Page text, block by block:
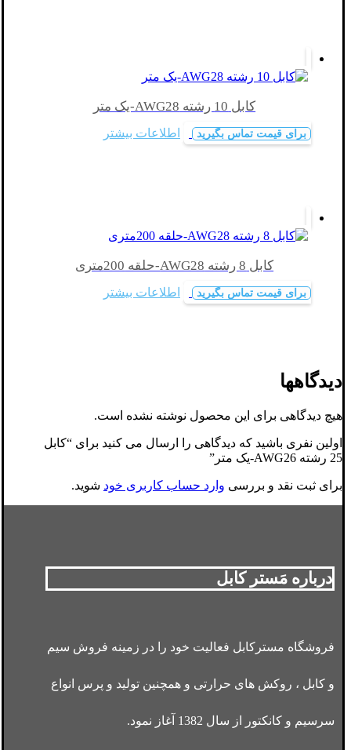
کابل 10 رشته AWG28-یک متر
برای قیمت تماس بگیرید اطلاعات بیشتر
کابل 8 رشته AWG28-حلقه 200متری
برای قیمت تماس بگیرید اطلاعات بیشتر
دیدگاهها
هیچ دیدگاهی برای این محصول نوشته نشده است.
اولین نفری باشید که دیدگاهی را ارسال می کنید برای “کابل
25 رشته AWG26-یک متر”
برای ثبت نقد و بررسی وارد حساب کاربری خود شوید.
درباره مَستر کابل
فروشگاه مسترکابل فعالیت خود را در زمینه فروش سیم
و کابل ، روکش های حرارتی و همچنین تولید و پرس انواع
سرسیم و کانکتور از سال 1382 آغاز نمود.